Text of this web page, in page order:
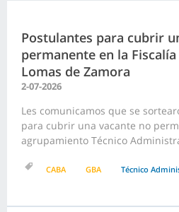
Postulantes para cubrir
permanente en la Fiscalía
Lomas de Zamora
2-07-2026
Les comunicamos que se
para cubrir una vacante no
agrupamiento Técnico
CABA GBA Técnico